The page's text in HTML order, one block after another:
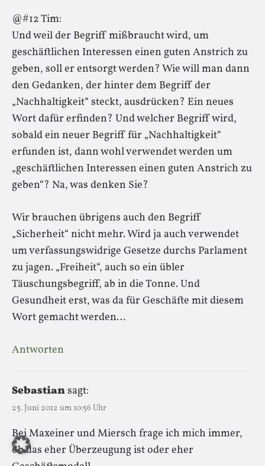
@#12 Tim:
Und weil der Begriff mißbraucht wird, um
geschäftlichen Interessen einen guten Anstrich zu
geben, soll er entsorgt werden? Wie will man dann
den Gedanken, der hinter dem Begriff der
„Nachhaltigkeit“ steckt, ausdrücken? Ein neues
Wort dafür erfinden? Und welcher Begriff wird,
sobald ein neuer Begriff für „Nachhaltigkeit“
erfunden ist, dann wohl verwendet werden um
„geschäftlichen Interessen einen guten Anstrich zu
geben“? Na, was denken Sie?
Wir brauchen übrigens auch den Begriff
„Sicherheit“ nicht mehr. Wird ja auch verwendet
um verfassungswidrige Gesetze durchs Parlament
zu jagen. „Freiheit“, auch so ein übler
Täuschungsbegriff, ab in die Tonne. Und
Gesundheit erst, was da für Geschäfte mit diesem
Wort gemacht werden…
Antworten
Sebastiansagt:
25. Juni 2012 um 10:56 Uhr
Bei Maxeiner und Miersch frage ich mich immer,
ob das eher Überzeugung ist oder eher